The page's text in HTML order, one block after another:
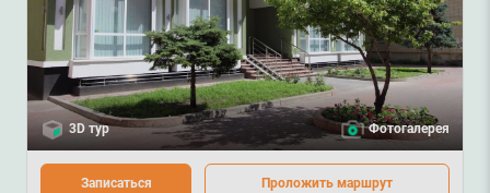
3D тур Фотогалерея
Записаться Проложить маршрут